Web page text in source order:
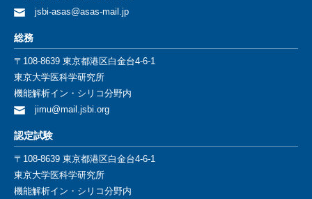
jsbi-asas@asas-mail.jp
総務
〒108-8639 東京都港区白金台4-6-1
東京大学医科学研究所
機能解析イン・シリコ分野内
jimu@mail.jsbi.org
認定試験
〒108-8639 東京都港区白金台4-6-1
東京大学医科学研究所
機能解析イン・シリコ分野内